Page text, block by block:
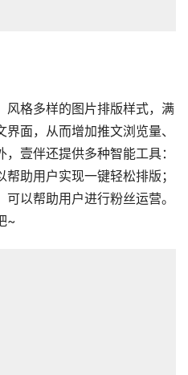
风格多样的图片排版样式，满
面，从而增加推文浏览量、
壹伴还提供多种智能工具：
帮助用户实现一键轻松排版；
可以帮助用户进行粉丝运营。
~